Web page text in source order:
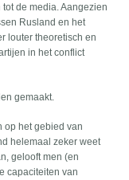
de media. Aangezien
Rusland en het
louter theoretisch en
in het conflict
gemaakt.
op het gebied van
helemaal zeker weet
gelooft men (en
capaciteiten van